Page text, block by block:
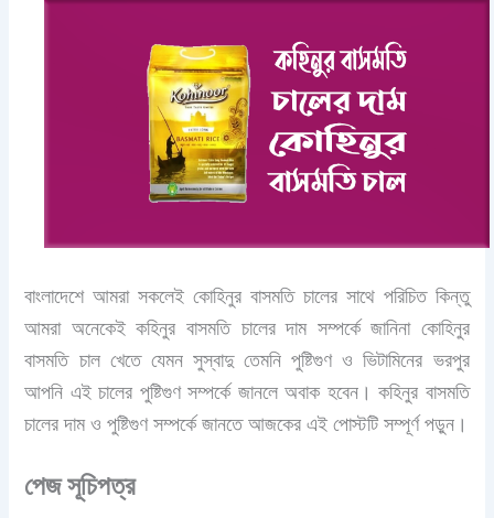
বাংলাদেশে আমরা সকলেই কোহিনুর বাসমতি চালের সাথে পরিচিত কিন্তু
আমরা অনেকেই কহিনুর বাসমতি চালের দাম সম্পর্কে জানিনা কোহিনুর
বাসমতি চাল খেতে যেমন সুস্বাদু তেমনি পুষ্টিগুণ ও ভিটামিনের ভরপুর
আপনি এই চালের পুষ্টিগুণ সম্পর্কে জানলে অবাক হবেন। কহিনুর বাসমতি
চালের দাম ও পুষ্টিগুণ সম্পর্কে জানতে আজকের এই পোস্টটি সম্পূর্ণ পড়ুন।
পেজ সূচিপত্র